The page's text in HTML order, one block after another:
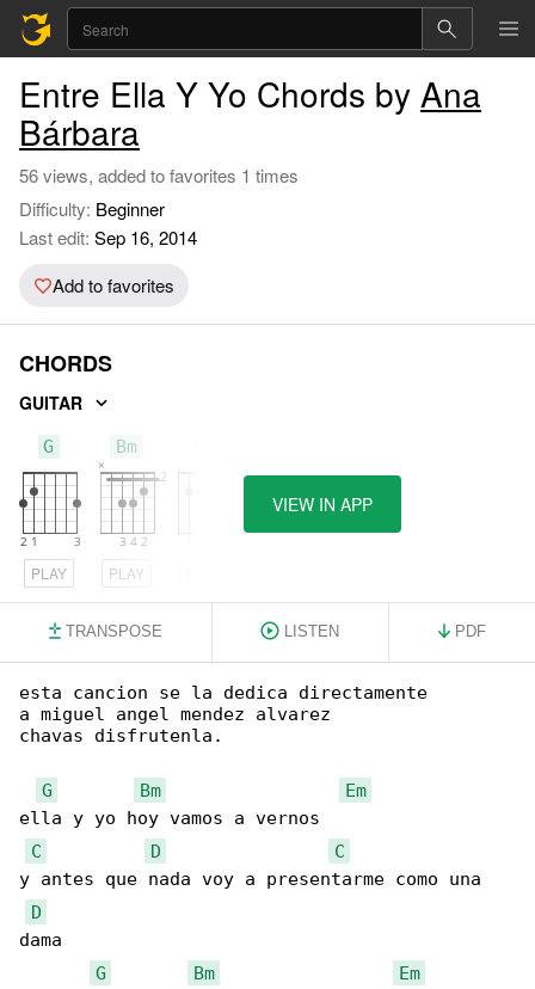
Entre Ella Y Yo Chords by Ana
Bárbara
56 views, added to favorites 1 times
Difficulty: Beginner
Last edit: Sep 16, 2014
Add to favorites
CHORDS
GUITAR
G
PLAY
Bm
PLAY
VIEW IN APP
TRANSPOSE LISTEN PDF
esta cancion se la dedica directamente
a miguel angel mendez alvarez
chavas disfrutenla.
G Bm
Em
ella y yo hoy vamos a vernos
C
D
C
y antes que nada voy a presentarme como una
D
dama
G
Bm
Em